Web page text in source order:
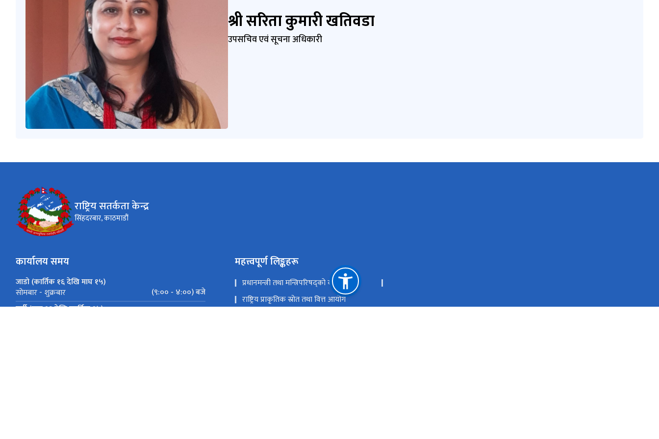
श्री सरिता कुमारी खतिवडा
उपसचिव एवं सूचना अधिकारी
राष्ट्रिय सतर्कता केन्द्र
सिंहदरबार, काठमाडौं
कार्यालय समय
जाडो (कार्तिक १६ देखि माघ १५)
सोमबार - शुक्रबार
(९:०० - ४:००) बजे
गर्मी (माघ १६ देखि कार्तिक १५)
महत्त्वपूर्ण लिङ्कहरू
प्रधानमन्त्री तथा मन्त्रिपरिषद्को कार्यालय
राष्ट्रिय प्राकृतिक स्रोत तथा वित्त आयोग